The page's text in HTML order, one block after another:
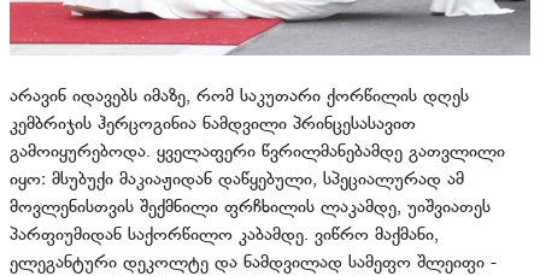
არავინ იდავებს იმაზე, რომ საკუთარი ქორწილის დღეს
კემბრიჯის ჰერცოგინია ნამდვილი პრინცესასავით
გამოიყურებოდა. ყველაფერი წვრილმანებამდე გათვლილი
იყო: მსუბუქი მაკიაჟიდან დაწყებული, სპეციალურად ამ
მოვლენისთვის შექმნილი ფრჩხილის ლაკამდე, უიშვიათეს
პარფიუმიდან საქორწილო კაბამდე. ვიწრო მაქმანი,
ელეგანტური დეკოლტე და ნამდვილად სამეფო შლეიფი -